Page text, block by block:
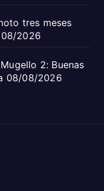
tres meses
2026
2: Buenas
08/08/2026